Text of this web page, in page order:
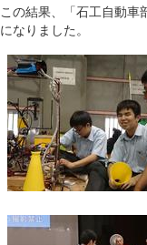
この結果、「石工自動
になりました。